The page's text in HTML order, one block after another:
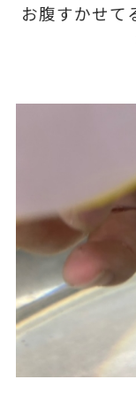
お腹すかせて